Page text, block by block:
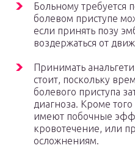
Больному требуется
болевом приступе
если принять позу
воздержаться от
Принимать
стоит, поскольку
болевого приступа
диагноза. Кроме
имеют побочные
кровотечение, или
осложнениям.